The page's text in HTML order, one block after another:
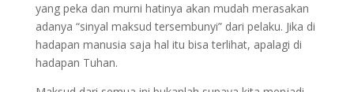
yang peka dan murni hatinya akan mudah merasakan
adanya “sinyal maksud tersembunyi” dari pelaku. Jika di
hadapan manusia saja hal itu bisa terlihat, apalagi di
hadapan Tuhan.